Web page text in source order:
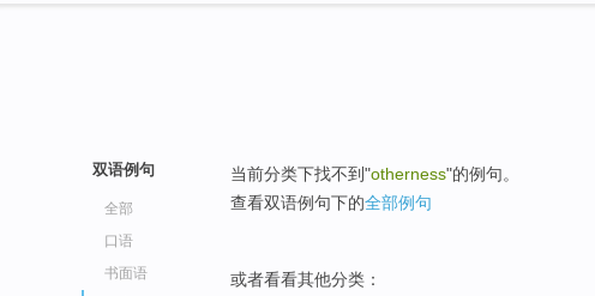
双语例句
全部
口语
书面语
当前分类下找不到"otherness"的例句。
查看双语例句下的全部例句
或者看看其他分类：